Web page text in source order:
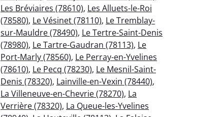
Les Bréviaires (78610), Les Alluets-le-Roi
(78580), Le Vésinet (78110), Le Tremblay-
sur-Mauldre (78490), Le Tertre-Saint-Denis
(78980), Le Tartre-Gaudran (78113), Le
Port-Marly (78560), Le Perray-en-Yvelines
(78610), Le Pecq (78230), Le Mesnil-Saint-
Denis (78320), Lainville-en-Vexin (78440),
La Villeneuve-en-Chevrie (78270), La
Verrière (78320), La Queue-les-Yvelines